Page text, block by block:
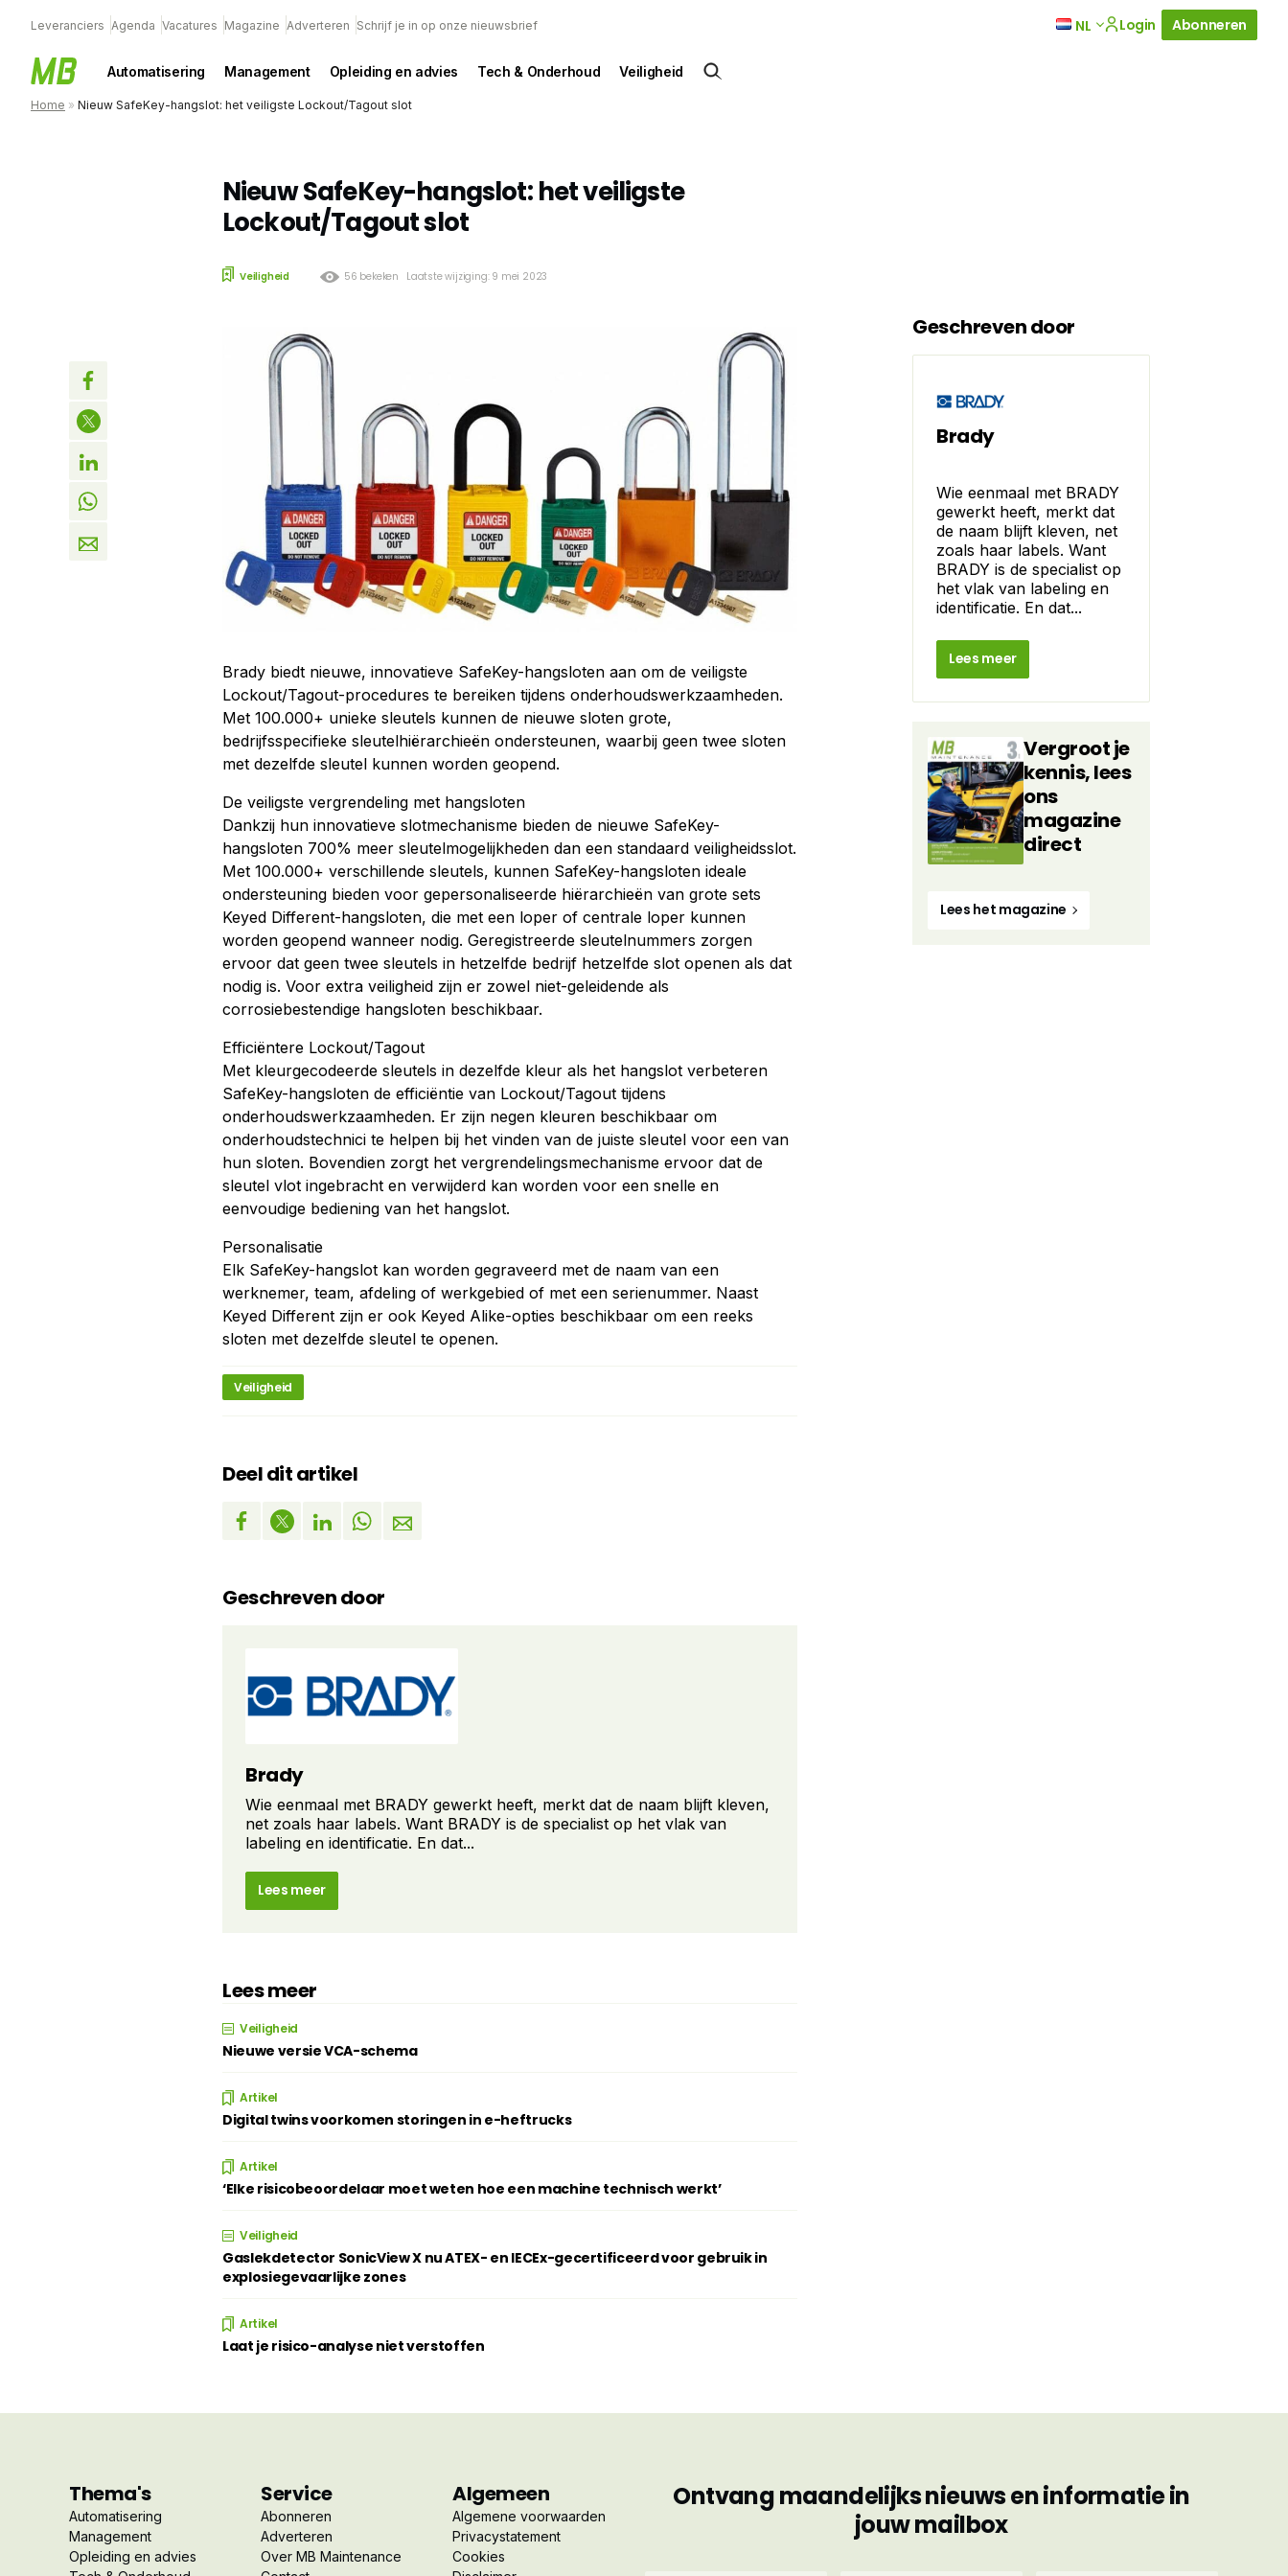
Leveranciers Agenda Vacatures Magazine Adverteren Schrijf je in op onze nieuwsbrief NL Login Abonneren
Automatisering Management Opleiding en advies Tech & Onderhoud Veiligheid
Home » Nieuw SafeKey-hangslot: het veiligste Lockout/Tagout slot
Nieuw SafeKey-hangslot: het veiligste
Lockout/Tagout slot
Veiligheid 56 bekeken Laatste wijziging: 9 mei 2023
Brady biedt nieuwe, innovatieve SafeKey-hangsloten aan om de veiligste
Lockout/Tagout-procedures te bereiken tijdens onderhoudswerkzaamheden.
Met 100.000+ unieke sleutels kunnen de nieuwe sloten grote,
bedrijfsspecifieke sleutelhiërarchieën ondersteunen, waarbij geen twee sloten
met dezelfde sleutel kunnen worden geopend.
De veiligste vergrendeling met hangsloten
Dankzij hun innovatieve slotmechanisme bieden de nieuwe SafeKey-
hangsloten 700% meer sleutelmogelijkheden dan een standaard veiligheidsslot.
Met 100.000+ verschillende sleutels, kunnen SafeKey-hangsloten ideale
ondersteuning bieden voor gepersonaliseerde hiërarchieën van grote sets
Keyed Different-hangsloten, die met een loper of centrale loper kunnen
worden geopend wanneer nodig. Geregistreerde sleutelnummers zorgen
ervoor dat geen twee sleutels in hetzelfde bedrijf hetzelfde slot openen als dat
nodig is. Voor extra veiligheid zijn er zowel niet-geleidende als
corrosiebestendige hangsloten beschikbaar.
Efficiëntere Lockout/Tagout
Met kleurgecodeerde sleutels in dezelfde kleur als het hangslot verbeteren
SafeKey-hangsloten de efficiëntie van Lockout/Tagout tijdens
onderhoudswerkzaamheden. Er zijn negen kleuren beschikbaar om
onderhoudstechnici te helpen bij het vinden van de juiste sleutel voor een van
hun sloten. Bovendien zorgt het vergrendelingsmechanisme ervoor dat de
sleutel vlot ingebracht en verwijderd kan worden voor een snelle en
eenvoudige bediening van het hangslot.
Personalisatie
Elk SafeKey-hangslot kan worden gegraveerd met de naam van een
werknemer, team, afdeling of werkgebied of met een serienummer. Naast
Keyed Different zijn er ook Keyed Alike-opties beschikbaar om een reeks
sloten met dezelfde sleutel te openen.
Veiligheid
Deel dit artikel
Geschreven door
Brady
Wie eenmaal met BRADY gewerkt heeft, merkt dat de naam blijft kleven,
net zoals haar labels. Want BRADY is de specialist op het vlak van
labeling en identificatie. En dat...
Lees meer
Lees meer
Veiligheid
Nieuwe versie VCA-schema
Artikel
Digital twins voorkomen storingen in e-heftrucks
Artikel
‘Elke risicobeoordelaar moet weten hoe een machine technisch werkt’
Veiligheid
Gaslekdetector SonicView X nu ATEX- en IECEx-gecertificeerd voor gebruik in
explosiegevaarlijke zones
Artikel
Laat je risico-analyse niet verstoffen
Geschreven door
Brady
Wie eenmaal met BRADY
gewerkt heeft, merkt dat
de naam blijft kleven, net
zoals haar labels. Want
BRADY is de specialist op
het vlak van labeling en
identificatie. En dat...
Lees meer
Vergroot je
kennis, lees
ons
magazine
direct
Lees het magazine
Thema's
Automatisering
Management
Opleiding en advies
Service
Abonneren
Adverteren
Over MB Maintenance
Algemeen
Algemene voorwaarden
Privacystatement
Cookies
Ontvang maandelijks nieuws en informatie in
jouw mailbox